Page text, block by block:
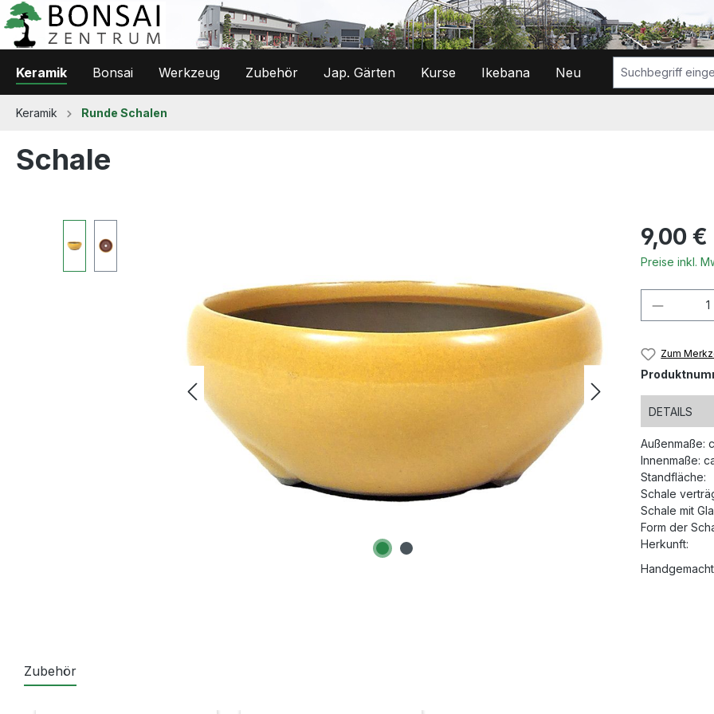
Hauptinhalt springen
Zur Suche springen
Zur Hauptnavigation springen
Keramik Bonsai Werkzeug Zubehör Jap. Gärten Kurse Ikebana Neu
Keramik Runde Schalen
Schale
Regulärer
9,00 €
Preise inkl.
Zum
DETAILS
Außenmaße:
Innenmaße:
Standfläche:
Schale
Schale mit
Form der
Herkunft:
Zubehör